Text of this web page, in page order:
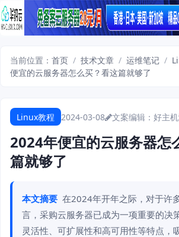
当前位置： 首页 / 技术文章 / 运维笔记 /
便宜的云服务器怎么买？看这篇就够了
Linux教程 2024-03-08 文案编辑：好主
2024年便宜的云服务器怎
篇就够了
本文摘要 在2024年开年之际，对于许
言，采购云服务器已成为一项重要的决
灵活性、可扩展性和高可用性等特点，